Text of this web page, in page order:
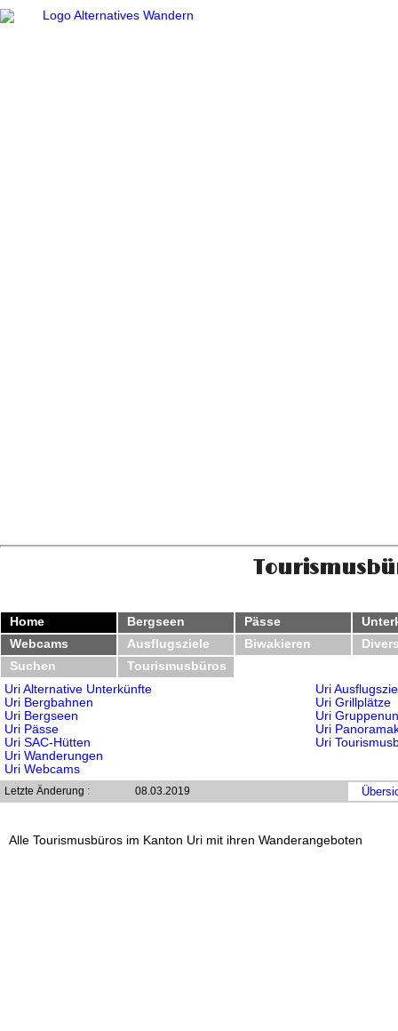
Home Bergseen Pässe
Webcams
Ausflugsziele Biwakieren
Suchen
Tourismusbüros
Uri Alternative Unterkünfte
Uri Bergbahnen
Uri Bergseen
Uri Pässe
Uri SAC-Hütten
Uri Wanderungen
Uri Webcams
Uri
Uri Grillplätze
Uri
Uri
Uri
Letzte Änderung : 08.03.2019
Alle Tourismusbüros im Kanton Uri mit ihren Wanderangeboten